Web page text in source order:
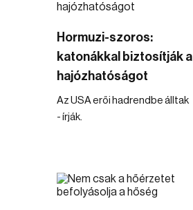
Hormuzi-szoros:
katonákkal biztosítják a
hajózhatóságot
Az USA erői hadrendbe álltak
- írják.